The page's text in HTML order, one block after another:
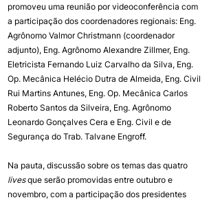
promoveu uma reunião por videoconferência com
a participação dos coordenadores regionais: Eng.
Agrônomo Valmor Christmann (coordenador
adjunto), Eng. Agrônomo Alexandre Zillmer, Eng.
Eletricista Fernando Luiz Carvalho da Silva, Eng.
Op. Mecânica Helécio Dutra de Almeida, Eng. Civil
Rui Martins Antunes, Eng. Op. Mecânica Carlos
Roberto Santos da Silveira, Eng. Agrônomo
Leonardo Gonçalves Cera e Eng. Civil e de
Segurança do Trab. Talvane Engroff.
Na pauta, discussão sobre os temas das quatro
lives que serão promovidas entre outubro e
novembro, com a participação dos presidentes